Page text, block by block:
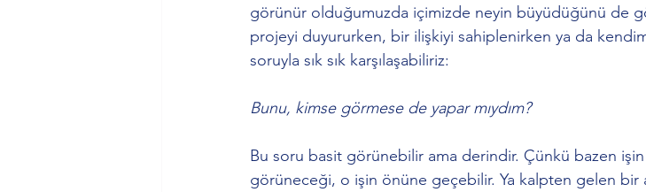
görünür olduğumuzda içimizde neyin büyüdüğünü de
projeyi duyururken, bir ilişkiyi sahiplenirken ya da
soruyla sık sık karşılaşabiliriz:
Bunu, kimse görmese de yapar mıydım?
Bu soru basit görünebilir ama derindir. Çünkü bazen işin
görüneceği, o işin önüne geçebilir. Ya kalpten gelen bir